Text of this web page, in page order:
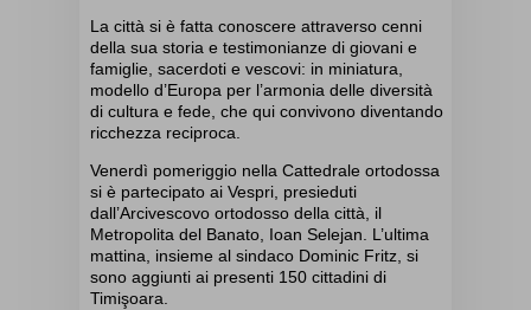
La città si è fatta conoscereattraverso cenni
della sua storia e testimonianze di giovani e
famiglie, sacerdoti e vescovi: in miniatura,
modello d’Europa per l’armonia delle diversità
di cultura e fede, che qui convivono diventando
ricchezza reciproca.
Venerdì pomeriggio nellaCattedrale ortodossa
si è partecipato ai Vespri, presieduti
dall’Arcivescovo ortodosso della città, il
Metropolita del Banato, Ioan Selejan . L’ultima
mattina
insieme al sindaco Dominic Fritz si
sono aggiunti ai presenti 150 cittadini di
Timişoara